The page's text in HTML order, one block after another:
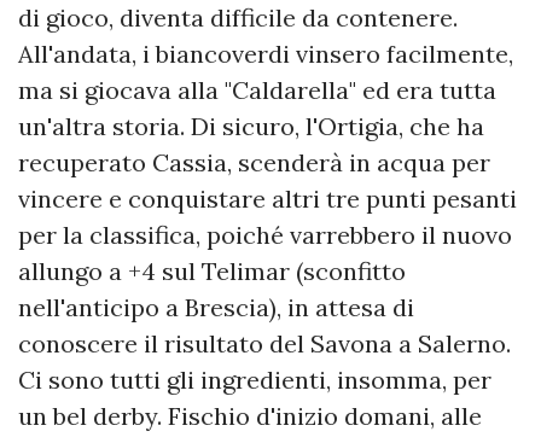
di gioco, diventa difficile da contenere.
All'andata, i biancoverdi vinsero facilmente,
ma si giocava alla "Caldarella" ed era tutta
un'altra storia. Di sicuro, l'Ortigia, che ha
recuperato Cassia, scenderà in acqua per
vincere e conquistare altri tre punti pesanti
per la classifica, poiché varrebbero il nuovo
allungo a +4 sul Telimar (sconfitto
nell'anticipo a Brescia), in attesa di
conoscere il risultato del Savona a Salerno.
Ci sono tutti gli ingredienti, insomma, per
un bel derby. Fischio d'inizio domani, alle